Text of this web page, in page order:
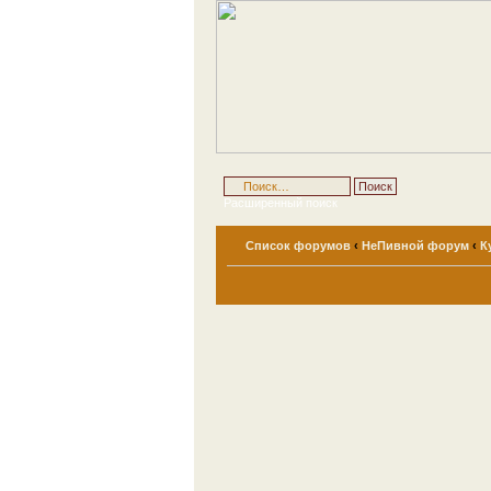
Расширенный поиск
Список форумов ‹ НеПивной форум ‹